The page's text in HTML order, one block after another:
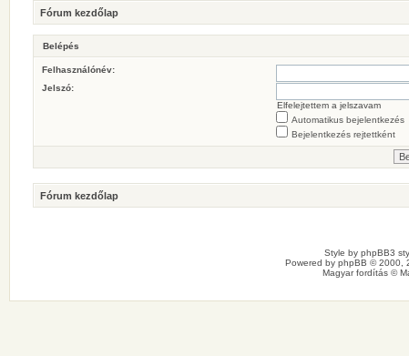
Fórum kezdőlap
Belépés
Felhasználónév:
Jelszó:
Elfelejtettem a jelszavam
Automatikus bejelentkezés
Bejelentkezés rejtettként
Fórum kezdőlap
Style by phpBB3
Powered by phpBB © 2000,
Magyar fordítás ©